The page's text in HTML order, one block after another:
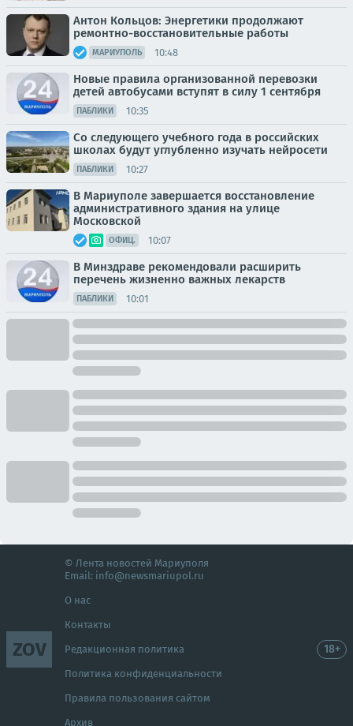
Антон Кольцов: Энергетики продолжают
ремонтно-восстановительные работы
МАРИУПОЛЬ 10:48
Новые правила организованной перевозки
детей автобусами вступят в силу 1 сентября
ПАБЛИКИ 10:35
Со следующего учебного года в российских
школах будут углубленно изучать нейросети
ПАБЛИКИ 10:27
В Мариуполе завершается восстановление
административного здания на улице
Московской
ОФИЦ. 10:07
В Минздраве рекомендовали расширить
перечень жизненно важных лекарств
ПАБЛИКИ 10:01
ZOV
© Лента новостей Мариуполя
Email: info@newsmariupol.ru
О нас
Контакты
Редакционная политика
Политика конфиденциальности
Правила пользования сайтом
Архив
18+